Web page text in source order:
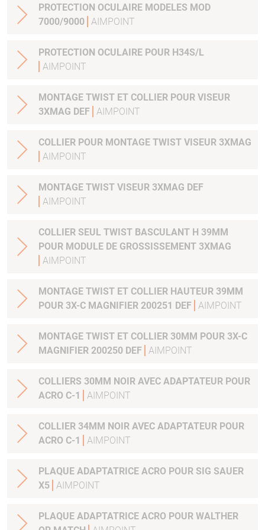
PROTECTION OCULAIRE MODELES MOD
7000/9000 AIMPOINT
PROTECTION OCULAIRE POUR H34S/L
AIMPOINT
MONTAGE TWIST ET COLLIER POUR VISEUR
3XMAG DEF AIMPOINT
COLLIER POUR MONTAGE TWIST VISEUR 3XMAG
AIMPOINT
MONTAGE TWIST VISEUR 3XMAG DEF
AIMPOINT
COLLIER SEUL TWIST BASCULANT H 39MM
POUR MODULE DE GROSSISSEMENT 3XMAG
AIMPOINT
MONTAGE TWIST ET COLLIER HAUTEUR 39MM
POUR 3X-C MAGNIFIER 200251 DEF AIMPOINT
MONTAGE TWIST ET COLLIER 30MM POUR 3X-C
MAGNIFIER 200250 DEF AIMPOINT
COLLIERS 30MM NOIR AVEC ADAPTATEUR POUR
ACRO C-1
AIMPOINT
COLLIER 34MM NOIR AVEC ADAPTATEUR POUR
ACRO C-1
AIMPOINT
PLAQUE ADAPTATRICE ACRO POUR SIG SAUER
X5 AIMPOINT
PLAQUE ADAPTATRICE ACRO POUR WALTHER